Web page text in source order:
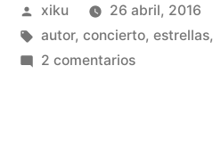
historias
que
Publicado
por
xiku 26 abril, 2016
Etiquetas:
autor, concierto, estrellas,
2 comentariosen